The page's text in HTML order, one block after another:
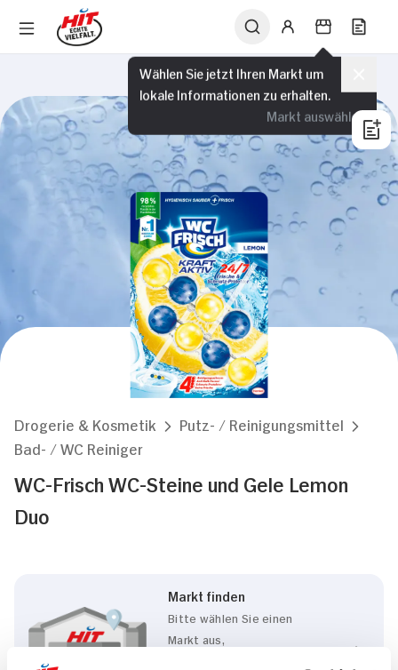
Wählen Sie jetzt Ihren Markt um
lokale Informationen zu erhalten.
Markt auswählen
Drogerie & Kosmetik
Putz- / Reinigungsmittel
Bad- / WC Reiniger
WC-Frisch WC-Steine und Gele Lemon
Duo
Markt finden
Bitte wählen Sie einen
Markt aus,